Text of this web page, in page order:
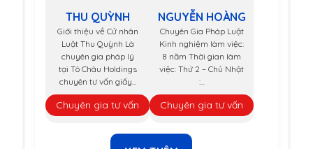
THU QUỲNH
Giới thiệu về Cử nhân
Luật Thu Quỳnh Là
chuyên gia pháp lý
tại Tô Châu Holdings
chuyên tư vấn giấy...
Chuyên gia tư vấn
NGUYỄN HOÀNG
Chuyên Gia Pháp Luật
Kinh nghiệm làm việc:
8 năm Thời gian làm
việc: Thứ 2 – Chủ Nhật
:...
Chuyên gia tư vấn